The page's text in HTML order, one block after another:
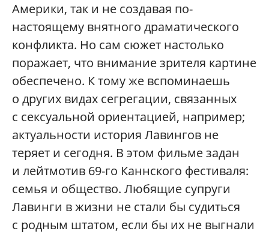
Америки, так и не создавая по-
настоящему внятного драматического
конфликта. Но сам сюжет настолько
поражает, что внимание зрителя картине
обеспечено. К тому же вспоминаешь
о других видах сегрегации, связанных
с сексуальной ориентацией, например;
актуальности история Лавингов не
теряет и сегодня. В этом фильме задан
и лейтмотив 69-го Каннского фестиваля:
семья и общество. Любящие супруги
Лавинги в жизни не стали бы судиться
с родным штатом, если бы их не выгнали